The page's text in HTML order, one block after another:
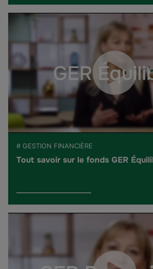
# GESTION FINANCIÈRE
Tout savoir sur le fonds GER